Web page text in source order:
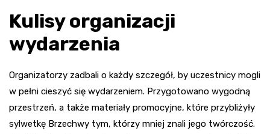
Kulisy organizacji
wydarzenia
Organizatorzy zadbali o każdy szczegół, by uczestnicy mogli
w pełni cieszyć się wydarzeniem. Przygotowano wygodną
przestrzeń, a także materiały promocyjne, które przybliżyły
sylwetkę Brzechwy tym, którzy mniej znali jego twórczość.